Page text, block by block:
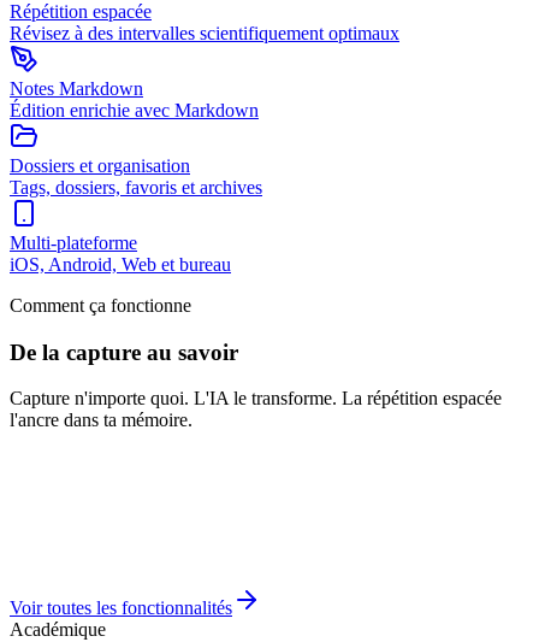
Répétition espacée
Révisez à des intervalles scientifiquement optimaux
Notes Markdown
Édition enrichie avec Markdown
Dossiers et organisation
Tags, dossiers, favoris et archives
Multi-plateforme
iOS, Android, Web et bureau
Comment ça fonctionne
De la capture au savoir
Capture n'importe quoi. L'IA le transforme. La répétition espacée
l'ancre dans ta mémoire.
Voir toutes les fonctionnalités
Académique